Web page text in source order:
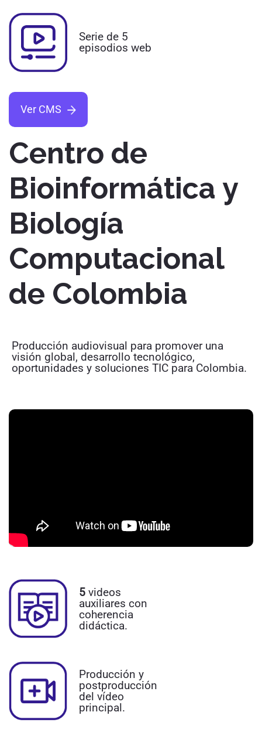
Serie de 5
episodios web
Ver CMS
Centro de
Bioinformática y
Biología
Computacional
de Colombia
Producción audiovisual para promover una
visión global, desarrollo tecnológico,
oportunidades y soluciones TIC para Colombia.
5 videos
auxiliares con
coherencia
didáctica.
Producción y
postproducción
del vídeo
principal.